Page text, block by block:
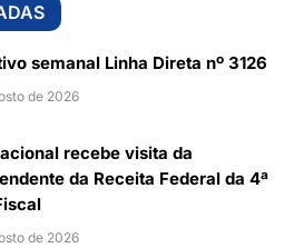
semanal Linha Direta nº 3126
de 2026
recebe visita da
da Receita Federal da 4ª
de 2026